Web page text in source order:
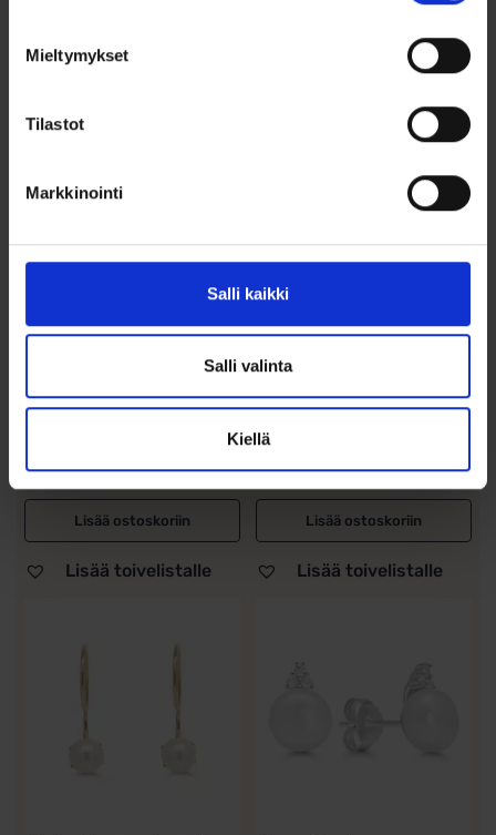
Mieltymykset
Tilastot
Markkinointi
Salli kaikki
Salli valinta
Kiellä
keltakulta 6mm
199,00€
viljellyt...
Lisää ostoskoriin
Lisää toivelistalle
Helmikorvakorut
keltakulta 5mm
179,00€
Elegantit kultaiset
viljellyt...
Lisää ostoskoriin
Lisää toivelistalle